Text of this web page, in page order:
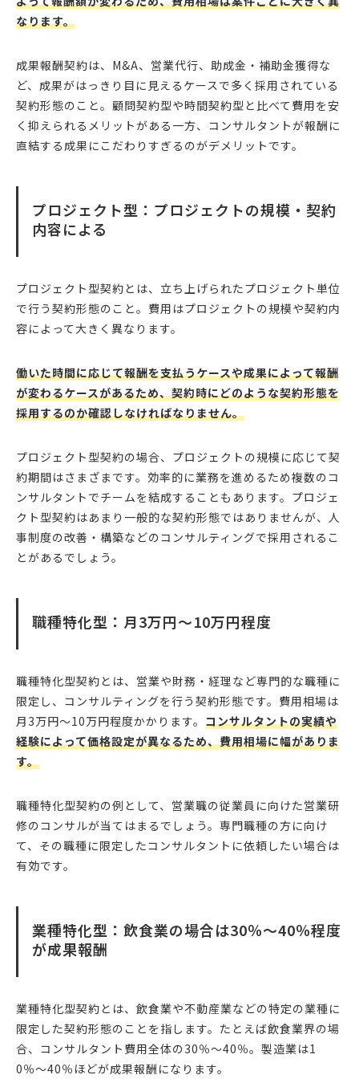
なります。
成果報酬契約は、M&A、営業代行、助成金・補助金獲得な
ど、成果がはっきり目に見えるケースで多く採用されている
契約形態のこと。顧問契約型や時間契約型と比べて費用を安
く抑えられるメリットがある一方、コンサルタントが報酬に
直結する成果にこだわりすぎるのがデメリットです。
プロジェクト型：プロジェクトの規模・契約
内容による
プロジェクト型契約とは、立ち上げられたプロジェクト単位
で行う契約形態のこと。費用はプロジェクトの規模や契約内
容によって大きく異なります。
働いた時間に応じて報酬を支払うケースや成果によって報酬
が変わるケースがあるため、契約時にどのような契約形態を
採用するのか確認しなければなりません。
プロジェクト型契約の場合、プロジェクトの規模に応じて契
約期間はさまざまです。効率的に業務を進めるため複数のコ
ンサルタントでチームを結成することもあります。プロジェ
クト型契約はあまり一般的な契約形態ではありませんが、人
事制度の改善・構築などのコンサルティングで採用されるこ
とがあるでしょう。
職種特化型：月3万円〜10万円程度
職種特化型契約とは、営業や財務・経理など専門的な職種に
限定し、コンサルティングを行う契約形態です。費用相場は
月3万円〜10万円程度かかります。 コンサルタントの実績や
経験によって価格設定が異なるため、費用相場に幅がありま
す。
職種特化型契約の例として、営業職の従業員に向けた営業研
修のコンサルが当てはまるでしょう。専門職種の方に向け
て、その職種に限定したコンサルタントに依頼したい場合は
有効です。
業種特化型：飲食業の場合は30％〜40％程度
が成果報酬
業種特化型契約とは、飲食業や不動産業などの特定の業種に
限定した契約形態のことを指します。たとえば飲食業界の場
合、コンサルタント費用全体の30％〜40％。製造業は1
0％〜40％ほどが成果報酬になります。